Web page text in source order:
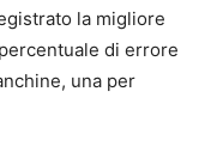
la migliore
di errore
una per